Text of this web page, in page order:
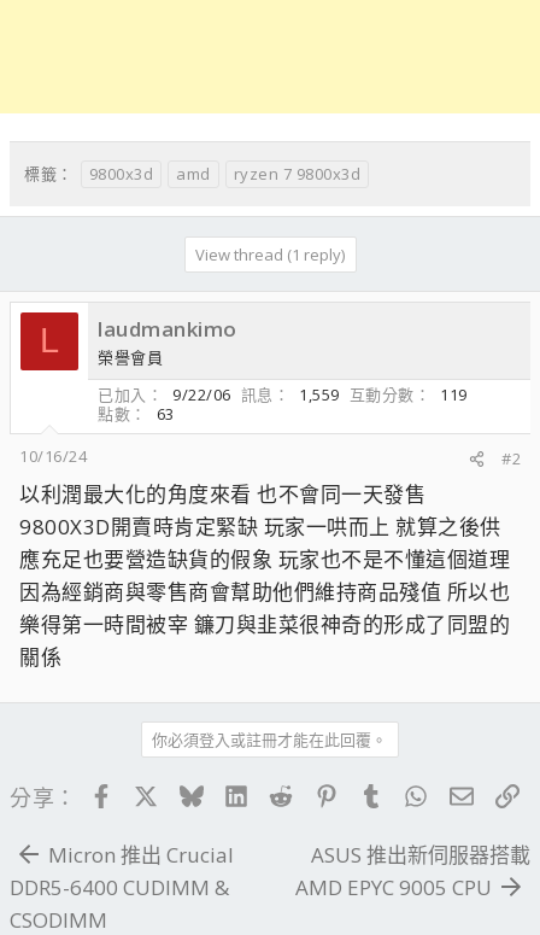
標籤： 9800x3d amd ryzen 7 9800x3d
View thread (1 reply)
L laudmankimo
榮譽會員
已加入
9/22/06 訊息 1,559 互動分數
119
點數
63
10/16/24
#2
以利潤最大化的角度來看 也不會同一天發售
9800X3D開賣時肯定緊缺 玩家一哄而上 就算之後供
應充足也要營造缺貨的假象 玩家也不是不懂這個道理
因為經銷商與零售商會幫助他們維持商品殘值 所以也
樂得第一時間被宰 鐮刀與韭菜很神奇的形成了同盟的
關係
你必須登入或註冊才能在此回覆。
分享： FacebookBlueskyLinkedIn
Reddit PinterestTumblrWhatsApp
電子
Micron 推出 Crucial
DDR5-6400 CUDIMM &
CSODIMM
ASUS 推出新伺服器搭載
AMD EPYC 9005 CPU